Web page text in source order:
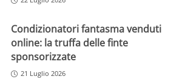
Condizionatori fantasma venduti
online: la truffa delle finte
sponsorizzate
21 Luglio 2026